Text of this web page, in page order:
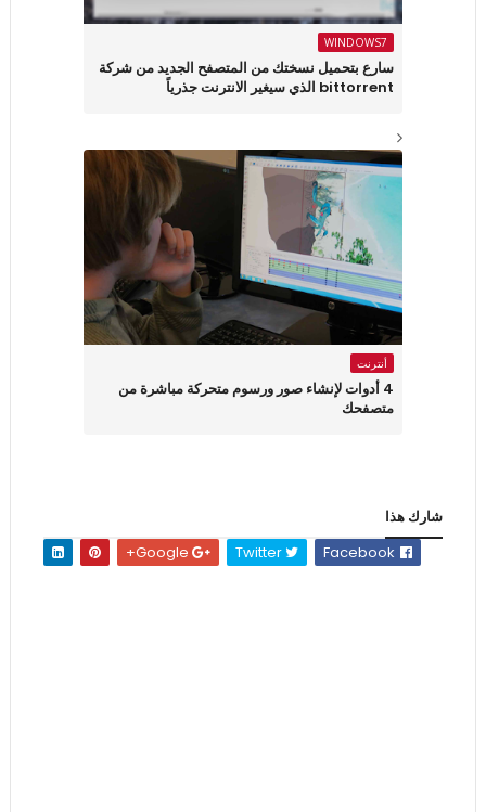
WINDOWS7
سارع بتحميل نسختك من المتصفح الجديد من شركة
bittorrent الذي سيغير الانترنت جذرياً
أنترنت
4 أدوات لإنشاء صور ورسوم متحركة مباشرة من
متصفحك
شارك هذا
Twitter